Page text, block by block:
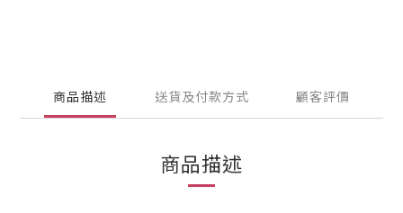
商品描述 送貨及付款方式 顧客評價
商品描述